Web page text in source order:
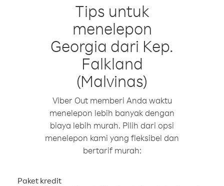
Tips untuk
menelepon
Georgia dari Kep.
Falkland
(Malvinas)
Viber Out memberi Anda waktu
menelepon lebih banyak dengan
biaya lebih murah. Pilih dari opsi
menelepon kami yang fleksibel dan
bertarif murah:
Paket kredit